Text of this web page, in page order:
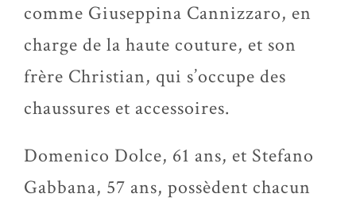
comme Giuseppina Cannizzaro, en
charge de la haute couture, et son
frère Christian, qui s’occupe des
chaussures et accessoires.
Domenico Dolce, 61 ans, et Stefano
Gabbana, 57 ans, possèdent chacun